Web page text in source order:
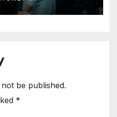
be published.
*